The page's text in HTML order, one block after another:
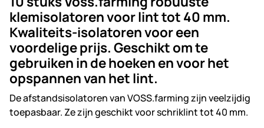
klemisolatoren voor lint tot 40 mm.
Kwaliteits-isolatoren voor een
voordelige prijs. Geschikt om te
gebruiken in de hoeken en voor het
opspannen van het lint.
De afstandsisolatoren van VOSS.farming zijn veelzijdig
toepasbaar. Ze zijn geschikt voor schriklint tot 40 mm.